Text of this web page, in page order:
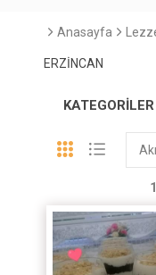
Anasayfa
ERZİNCAN
KATEGORILER